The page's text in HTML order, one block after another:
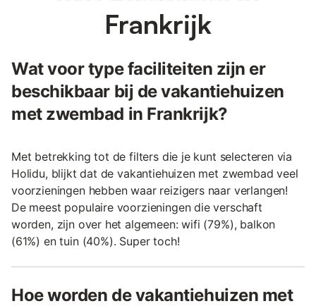
Frankrijk
Wat voor type faciliteiten zijn er
beschikbaar bij de vakantiehuizen
met zwembad in Frankrijk?
Met betrekking tot de filters die je kunt selecteren via
Holidu, blijkt dat de vakantiehuizen met zwembad veel
voorzieningen hebben waar reizigers naar verlangen!
De meest populaire voorzieningen die verschaft
worden, zijn over het algemeen: wifi (79%), balkon
(61%) en tuin (40%). Super toch!
Hoe worden de vakantiehuizen met